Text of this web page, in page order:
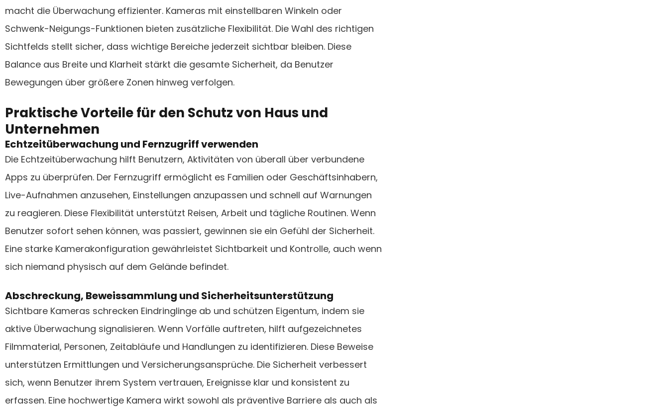
macht die Überwachung effizienter. Kameras mit einstellbaren Winkeln oder
Schwenk-Neigungs-Funktionen bieten zusätzliche Flexibilität. Die Wahl des richtigen
Sichtfelds stellt sicher, dass wichtige Bereiche jederzeit sichtbar bleiben. Diese
Balance aus Breite und Klarheit stärkt die gesamte Sicherheit, da Benutzer
Bewegungen über größere Zonen hinweg verfolgen.
Praktische Vorteile für den Schutz von Haus und
Unternehmen
Echtzeitüberwachung und Fernzugriff verwenden
Die Echtzeitüberwachung hilft Benutzern, Aktivitäten von überall über verbundene
Apps zu überprüfen. Der Fernzugriff ermöglicht es Familien oder Geschäftsinhabern,
Live-Aufnahmen anzusehen, Einstellungen anzupassen und schnell auf Warnungen
zu reagieren. Diese Flexibilität unterstützt Reisen, Arbeit und tägliche Routinen. Wenn
Benutzer sofort sehen können, was passiert, gewinnen sie ein Gefühl der Sicherheit.
Eine starke Kamerakonfiguration gewährleistet Sichtbarkeit und Kontrolle, auch wenn
sich niemand physisch auf dem Gelände befindet.
Abschreckung, Beweissammlung und Sicherheitsunterstützung
Sichtbare Kameras schrecken Eindringlinge ab und schützen Eigentum, indem sie
aktive Überwachung signalisieren. Wenn Vorfälle auftreten, hilft aufgezeichnetes
Filmmaterial, Personen, Zeitabläufe und Handlungen zu identifizieren. Diese Beweise
unterstützen Ermittlungen und Versicherungsansprüche. Die Sicherheit verbessert
sich, wenn Benutzer ihrem System vertrauen, Ereignisse klar und konsistent zu
erfassen. Eine hochwertige Kamera wirkt sowohl als präventive Barriere als auch als